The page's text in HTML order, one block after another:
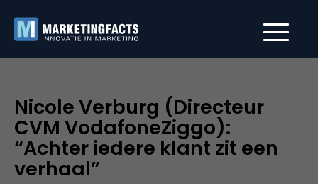
Nicole Verburg (Directeur
CVM VodafoneZiggo):
“Achter iedere klant zit een
verhaal”